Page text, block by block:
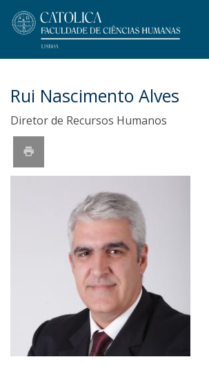
Rui Nascimento Alves
Diretor de Recursos Humanos